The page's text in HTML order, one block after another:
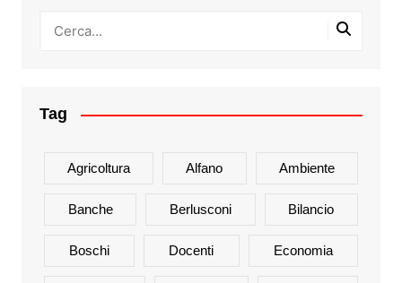
Tag
Agricoltura Alfano Ambiente
Banche Berlusconi Bilancio
Boschi Docenti Economia